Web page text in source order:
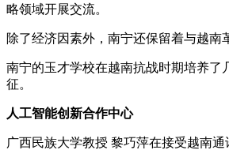
略领域开展交流。
除了经济因素外，南宁还保留着与越南
南宁的玉才学校在越南抗战时期培养了
征。
人工智能创新合作中心
广西民族大学教授 黎巧萍在接受越南